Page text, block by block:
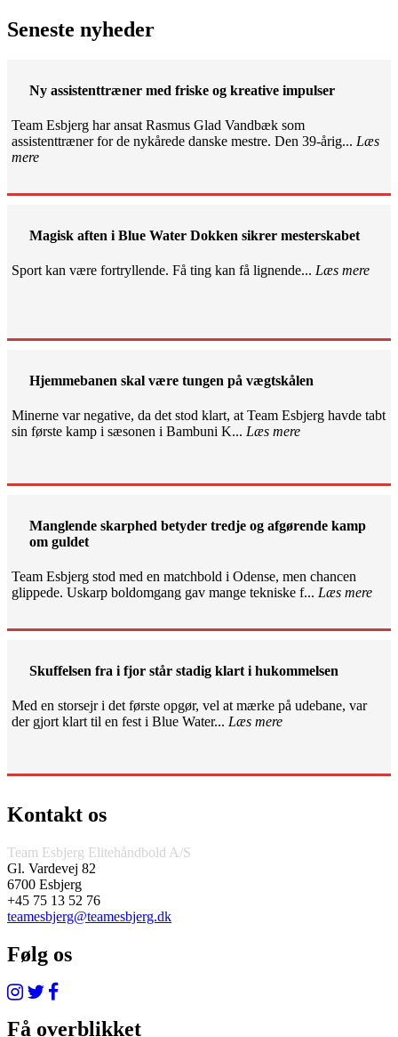
Seneste nyheder
Ny assistenttræner med friske og kreative impulser
Team Esbjerg har ansat Rasmus Glad Vandbæk som
assistenttræner for de nykårede danske mestre. Den 39-årig... Læs
mere
Magisk aften i Blue Water Dokken sikrer mesterskabet
Sport kan være fortryllende. Få ting kan få lignende... Læs mere
Hjemmebanen skal være tungen på vægtskålen
Minerne var negative, da det stod klart, at Team Esbjerg havde tabt
sin første kamp i sæsonen i Bambuni K... Læs mere
Manglende skarphed betyder tredje og afgørende kamp
om guldet
Team Esbjerg stod med en matchbold i Odense, men chancen
glippede. Uskarp boldomgang gav mange tekniske f... Læs mere
Skuffelsen fra i fjor står stadig klart i hukommelsen
Med en storsejr i det første opgør, vel at mærke på udebane, var
der gjort klart til en fest i Blue Water... Læs mere
Kontakt os
Team Esbjerg Elitehåndbold A/S
Gl. Vardevej 82
6700 Esbjerg
+45 75 13 52 76
teamesbjerg@teamesbjerg.dk
Følg os
Få overblikket